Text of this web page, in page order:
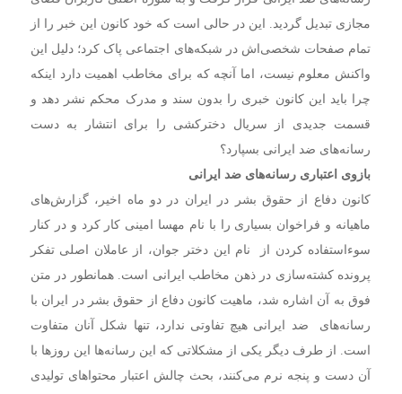
مجازی تبدیل گردید. این در حالی است که خود کانون این خبر را از
تمام صفحات شخصی‌اش در شبکه‌های اجتماعی پاک کرد؛ دلیل این
واکنش معلوم نیست، اما آنچه که برای مخاطب اهمیت دارد اینکه
چرا باید این کانون خبری را بدون سند و مدرک محکم نشر دهد و
قسمت جدیدی از سریال دخترکشی‌ را برای انتشار به دست
رسانه‌های ضد ایرانی بسپارد؟
بازوی اعتباری رسانه‌های ضد ایرانی
کانون دفاع از حقوق بشر در ایران در دو ماه اخیر، گزارش‌های
ماهیانه و فراخوان بسیاری را با نام مهسا امینی کار کرد و در کنار
سوءاستفاده کردن از نام این دختر جوان، از عاملان اصلی تفکر
پرونده کشته‌سازی در ذهن مخاطب ایرانی است. همانطور در متن
فوق به آن اشاره شد، ماهیت کانون دفاع از حقوق بشر در ایران با
رسانه‌های ضد ایرانی هیچ تفاوتی ندارد، تنها شکل آنان متفاوت
است. از طرف دیگر یکی از مشکلاتی که این رسانه‌ها این روزها با
آن دست و پنجه نرم می‌کنند، بحث چالش اعتبار محتواهای تولیدی